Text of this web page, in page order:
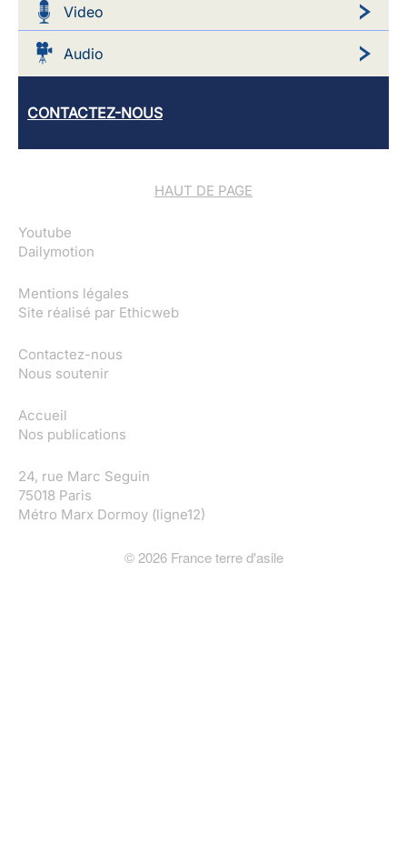
Video
Audio
CONTACTEZ-NOUS
HAUT DE PAGE
Youtube
Dailymotion
Mentions légales
Site réalisé par Ethicweb
Contactez-nous
Nous soutenir
Accueil
Nos publications
24, rue Marc Seguin
75018 Paris
Métro Marx Dormoy (ligne12)
© 2026France terre d'asile